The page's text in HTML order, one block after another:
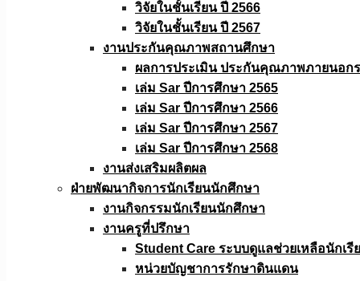
วิจัยในชั้นเรียน ปี 2566
วิจัยในชั้นเรียน ปี 2567
งานประกันคุณภาพสถานศึกษา
ผลการประเมิน ประกันคุณภาพภายนอก
เล่ม Sar ปีการศึกษา 2565
เล่ม Sar ปีการศึกษา 2566
เล่ม Sar ปีการศึกษา 2567
เล่ม Sar ปีการศึกษา 2568
งานส่งเสริมผลิตผล
ฝ่ายพัฒนากิจการนักเรียนนักศึกษา
งานกิจกรรมนักเรียนนักศึกษา
งานครูที่ปรึกษา
Student Care ระบบดูแลช่วยเหลือนักเรี
หน่วยบัญชาการรักษาดินแดน